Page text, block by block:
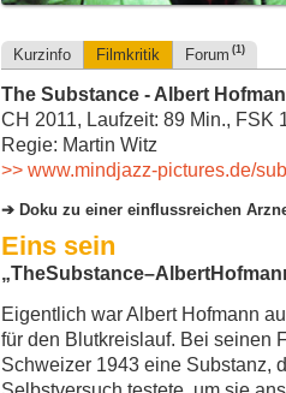
Kurzinfo Filmkritik Forum (1)
The Substance - Albert
CH 2011, Laufzeit: 89 Min., FSK
Regie: Martin Witz
>> www.mindjazz-pictures.de/
Doku zu einer einflussreichen
Eins sein
„TheSubstance–Albert
Eigentlich war Albert Hofmann
für den Blutkreislauf. Bei seinen
Schweizer 1943 eine Substanz,